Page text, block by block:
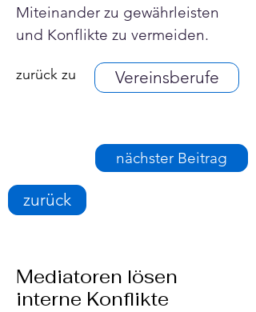
Miteinander zu gewährleisten
und Konflikte zu vermeiden.
zurück zu Vereinsberufe
nächster Beitrag
zurück
Mediatoren lösen
interne Konflikte